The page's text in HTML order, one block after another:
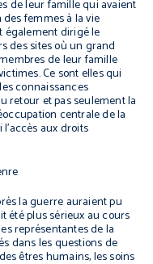
de leur famille qui avaient
femmes à la vie
également dirigé le
des sites où un grand
de leur famille
Ce sont elles qui
connaissances
retour et pas seulement la
centrale de la
aux droits
la guerre auraient pu
été plus sérieux au cours
représentantes de la
dans les questions de
êtres humains, les soins